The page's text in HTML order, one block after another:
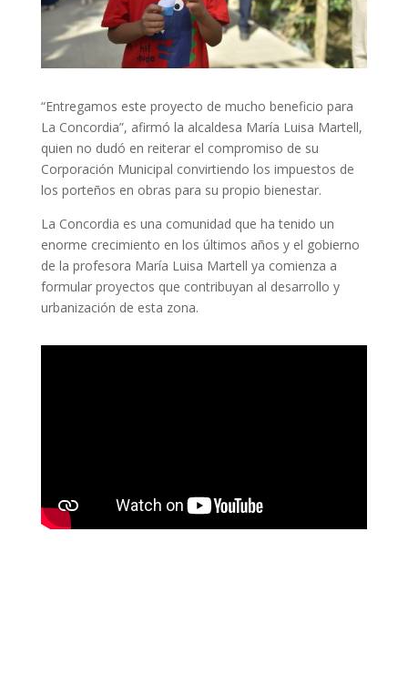
“Entregamos este proyecto de mucho beneficio para
La Concordia”, afirmó la alcaldesa María Luisa Martell,
quien no dudó en reiterar el compromiso de su
Corporación Municipal convirtiendo los impuestos de
los porteños en obras para su propio bienestar.
La Concordia es una comunidad que ha tenido un
enorme crecimiento en los últimos años y el gobierno
de la profesora María Luisa Martell ya comienza a
formular proyectos que contribuyan al desarrollo y
urbanización de esta zona.